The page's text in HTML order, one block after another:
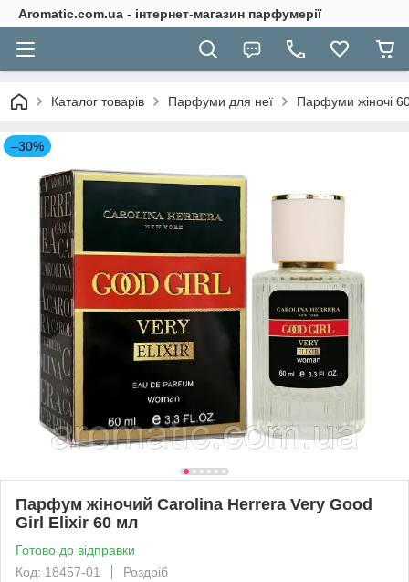
Aromatic.com.ua - інтернет-магазин парфумерії
Каталог товарів Парфуми для неї Парфуми жіночі
–30%
Парфум жіночий Carolina Herrera Very Good
Girl Elixir 60 мл
Готово до відправки
Код: 18457-01
Роздріб